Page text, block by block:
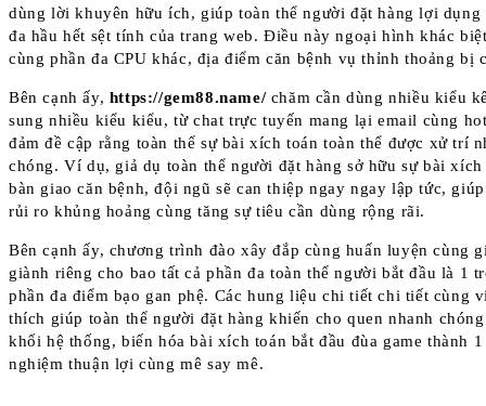
dùng lời khuyên hữu ích, giúp toàn thể người đặt hàng lợi dụng
đa hầu hết sệt tính của trang web. Điều này ngoại hình khác
cùng phần đa CPU khác, địa điểm căn bệnh vụ thỉnh thoảng bị
Bên cạnh ấy, https://gem88.name/chăm cần dùng nhiều kiểu
sung nhiều kiểu kiểu, từ chat trực tuyến mang lại email cùng
đảm đề cập rằng toàn thể sự bài xích toán toàn thể được xử trí
chóng. Ví dụ, giả dụ toàn thể người đặt hàng sở hữu sự bài xích
bàn giao căn bệnh, đội ngũ sẽ can thiệp ngay ngay lập tức,
rủi ro khủng hoảng cùng tăng sự tiêu cần dùng rộng rãi.
Bên cạnh ấy, chương trình đào xây đắp cùng huấn luyện cùng
giành riêng cho bao tất cả phần đa toàn thể người bắt đầu là 1
phần đa điểm bạo gan phệ. Các hung liệu chi tiết chi tiết cùng
thích giúp toàn thể người đặt hàng khiến cho quen nhanh
khối hệ thống, biến hóa bài xích toán bắt đầu đùa game thành
nghiệm thuận lợi cùng mê say mê.